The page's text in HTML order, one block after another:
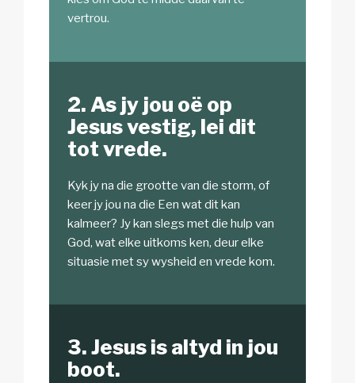
vertrou.
2. As jy jou oë op
Jesus vestig, lei dit
tot vrede.
Kyk jy na die grootte van die storm, of
keer jy jou na die Een wat dit kan
kalmeer? Jy kan slegs met die hulp van
God, wat elke uitkoms ken, deur elke
situasie met sy wysheid en vrede kom.
3. Jesus is altyd in jou
boot.